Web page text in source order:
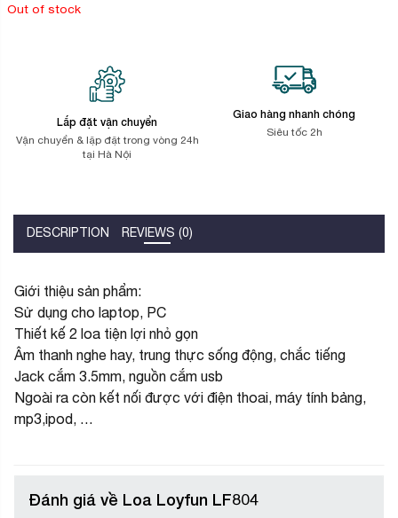
Out of stock
Lắp đặt vận chuyển
Vận chuyển & lặp đặt trong vòng 24h
tại Hà Nội
Giao hàng nhanh chóng
Siêu tốc 2h
DESCRIPTION REVIEWS (0)
Giới thiệu sản phẩm:
Sử dụng cho laptop, PC
Thiết kế 2 loa tiện lợi nhỏ gọn
Âm thanh nghe hay, trung thực sống động, chắc tiếng
Jack cắm 3.5mm, nguồn cắm usb
Ngoài ra còn kết nối được với điện thoai, máy tính bảng,
mp3,ipod, …
Đánh giá về Loa Loyfun LF804